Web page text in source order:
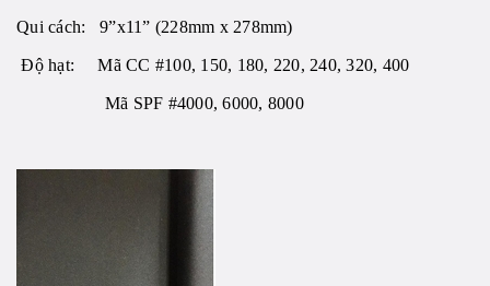
Qui cách: 9”x11” (228mm x 278mm)
Độ hạt: Mã CC #100, 150, 180, 220, 240, 320, 400
Mã SPF #4000, 6000, 8000